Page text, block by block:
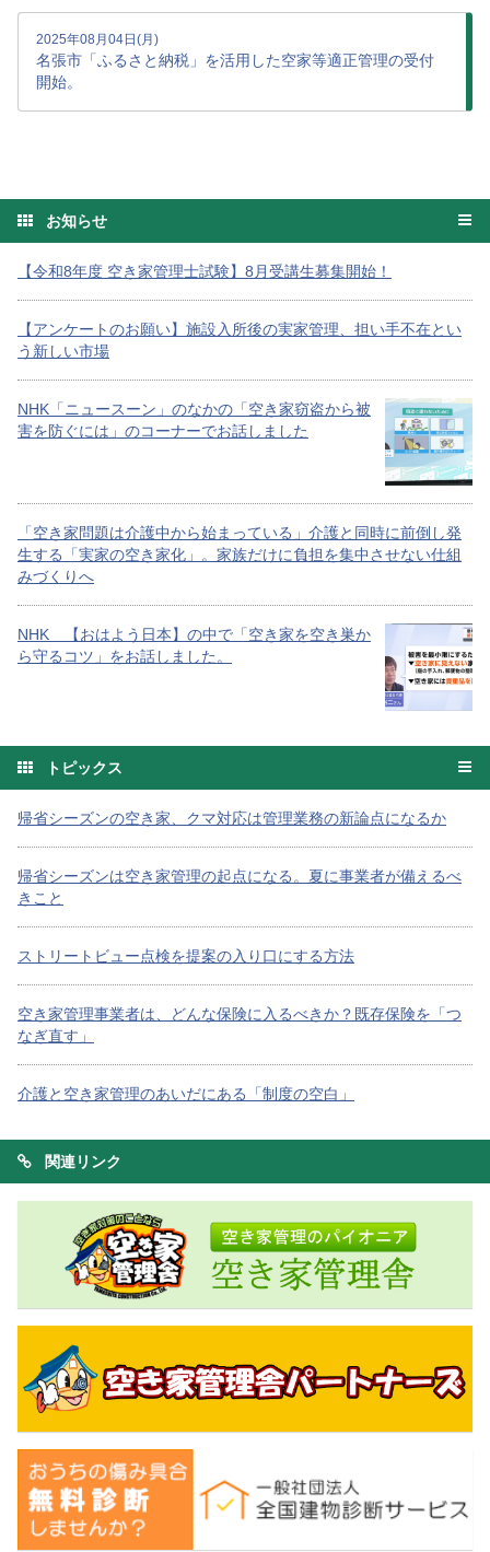
2025年08月04日(月)
名張市「ふるさと納税」を活用した空家等適正管理の受付
開始。
お知らせ
【令和8年度 空き家管理士試験】8月受講生募集開始！
【アンケートのお願い】施設入所後の実家管理、担い手不在とい
う新しい市場
NHK「ニュースーン」のなかの「空き家窃盗から被
害を防ぐには」のコーナーでお話しました
「空き家問題は介護中から始まっている」介護と同時に前倒し発
生する「実家の空き家化」。家族だけに負担を集中させない仕組
みづくりへ
NHK 【おはよう日本】の中で「空き家を空き巣か
ら守るコツ」をお話しました。
トピックス
帰省シーズンの空き家、クマ対応は管理業務の新論点になるか
帰省シーズンは空き家管理の起点になる。夏に事業者が備えるべ
きこと
ストリートビュー点検を提案の入り口にする方法
空き家管理事業者は、どんな保険に入るべきか？既存保険を「つ
なぎ直す」
介護と空き家管理のあいだにある「制度の空白」
関連リンク